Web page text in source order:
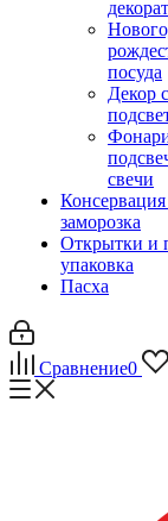
посуда
Декор
свечи
заморозка
Открытки и
упаковка
Пасха
Сравнение0